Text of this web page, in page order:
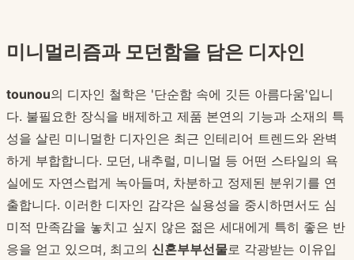
미니멀리즘과 모던함을 담은 디자인
tounou의 디자인 철학은 '단순함 속에 깃든 아름다움'입니
다. 불필요한 장식을 배제하고 제품 본연의 기능과 소재의 특
성을 살린 미니멀한 디자인은 최근 인테리어 트렌드와 완벽
하게 부합합니다. 모던, 내추럴, 미니멀 등 어떤 스타일의 욕
실에도 자연스럽게 녹아들며, 차분하고 정제된 분위기를 연
출합니다. 이러한 디자인 감각은 실용성을 중시하면서도 심
미적 만족감을 놓치고 싶지 않은 젊은 세대에게 특히 좋은 반
응을 얻고 있으며, 최고의 신혼부부선물로 각광받는 이유입